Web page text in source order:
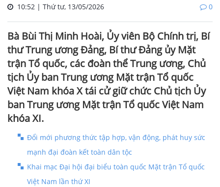
10:52 | Thứ tư, 13/05/2026 0
Bà Bùi Thị Minh Hoài, Ủy viên Bộ Chính trị, Bí
thư Trung ương Đảng, Bí thư Đảng ủy Mặt
trận Tổ quốc, các đoàn thể Trung ương, Chủ
tịch Ủy ban Trung ương Mặt trận Tổ quốc
Việt Nam khóa X tái cử giữ chức Chủ tịch Ủy
ban Trung ương Mặt trận Tổ quốc Việt Nam
khóa XI.
Đổi mới phương thức tập hợp, vận động, phát huy sức
mạnh đại đoàn kết toàn dân tộc
Khai mạc Đại hội đại biểu toàn quốc Mặt trận Tổ quốc
Việt Nam lần thứ XI